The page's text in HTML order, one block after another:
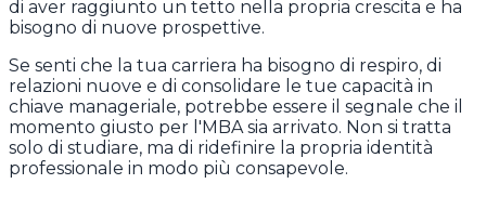
di aver raggiunto un tetto nella propria crescita e ha
bisogno di nuove prospettive.
Se senti che la tua carriera ha bisogno di respiro, di
relazioni nuove e di consolidare le tue capacità in
chiave manageriale, potrebbe essere il segnale che il
momento giusto per l'MBA sia arrivato. Non si tratta
solo di studiare, ma di ridefinire la propria identità
professionale in modo più consapevole.